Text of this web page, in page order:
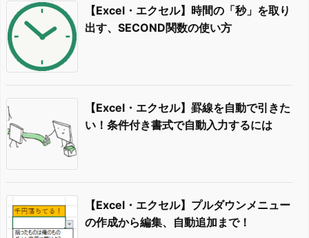
【Excel・エクセル】時間の「秒」を取り
出す、SECOND関数の使い方
【Excel・エクセル】罫線を自動で引きた
い！条件付き書式で自動入力するには
【Excel・エクセル】プルダウンメニュー
の作成から編集、自動追加まで！